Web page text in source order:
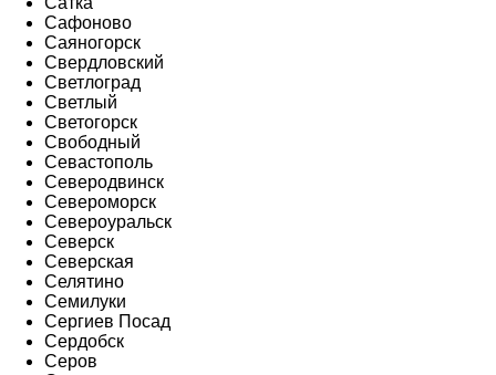
Сафоново
Саяногорск
Свердловский
Светлоград
Светлый
Светогорск
Свободный
Севастополь
Северодвинск
Североморск
Североуральск
Северск
Северская
Селятино
Семилуки
Сергиев Посад
Сердобск
Серов